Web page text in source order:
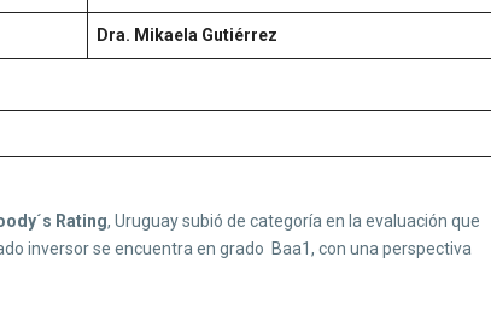
Dra. Mikaela Gutiérrez
Rating, Uruguay subió de categoría en la evaluación que
inversor se encuentra en grado Baa1, con una perspectiva